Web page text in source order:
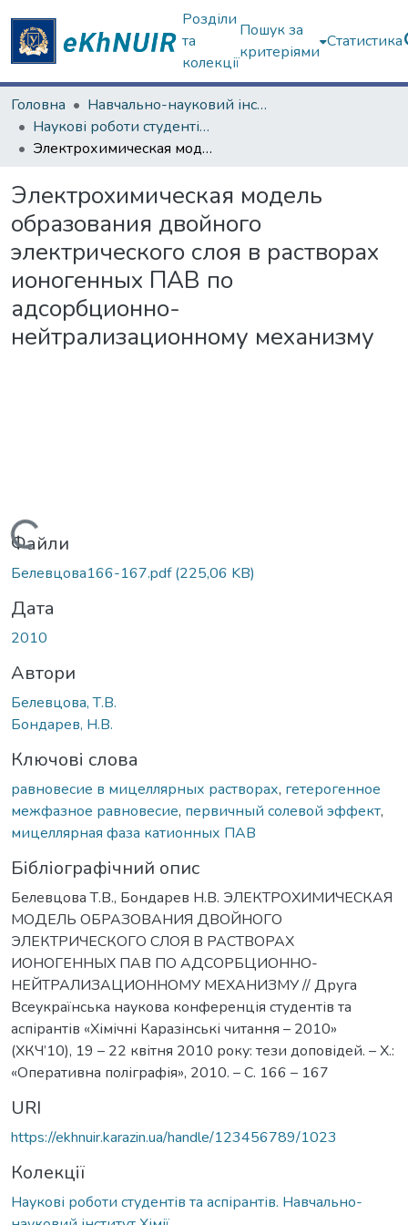
Розділи
та
колекції
Пошук за
критеріями
Статистика
Головна
Навчально-науковий інститут Хімії
Наукові роботи студентів та аспірантів. Навчально-науковий інститут Хімії
Электрохимическая модель образования двойного электрического слоя в растворах ионогенных ПАВ по адсорбционно-нейтрализационному механизму
Электрохимическая модель
образования двойного
электрического слоя в растворах
ионогенных ПАВ по
адсорбционно-
нейтрализационному механизму
Вантажиться...
Файли
Белевцова166-167.pdf(225,06 KB)
Дата
2010
Автори
Белевцова, Т.В.
Бондарев, Н.В.
Ключові слова
равновесие в мицеллярных растворах, гетерогенное
межфазное равновесие, первичный солевой эффект,
мицеллярная фаза катионных ПАВ
Бібліографічний опис
Белевцова Т.В., Бондарев Н.В. ЭЛЕКТРОХИМИЧЕСКАЯ
МОДЕЛЬ ОБРАЗОВАНИЯ ДВОЙНОГО
ЭЛЕКТРИЧЕСКОГО СЛОЯ В РАСТВОРАХ
ИОНОГЕННЫХ ПАВ ПО АДСОРБЦИОННО-
НЕЙТРАЛИЗАЦИОННОМУ МЕХАНИЗМУ // Друга
Всеукраїнська наукова конференція студентів та
аспірантів «Хімічні Каразінські читання – 2010»
(ХКЧ’10), 19 – 22 квітня 2010 року: тези доповідей. – Х.:
«Оперативна поліграфія», 2010. – С. 166 – 167
URI
https://ekhnuir.karazin.ua/handle/123456789/1023
Колекції
Наукові роботи студентів та аспірантів. Навчально-